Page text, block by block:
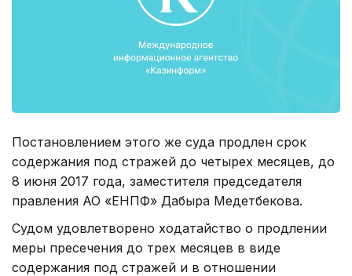
Постановлением этого же суда продлен срок
содержания под стражей до четырех месяцев, до
8 июня 2017 года, заместителя председателя
правления АО «ЕНПФ» Дабыра Медетбекова.
Судом удовлетворено ходатайство о продлении
меры пресечения до трех месяцев в виде
содержания под стражей и в отношении